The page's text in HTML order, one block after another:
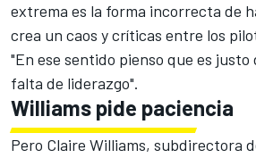
extrema es la forma incorrecta de
crea un caos y críticas entre los
"En ese sentido pienso que es
falta de liderazgo".
Williams pide paciencia
Pero Claire Williams, subdirectora